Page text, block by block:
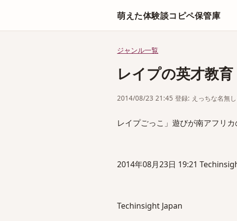
萌えた体験談コピペ保管庫
ジャンル一覧
レイプの英才教育
2014/08/23 21:45 登録: えっちな名無し
レイプごっこ」遊びが南アフリ
2014年08月23日 19:21
Techinsight Japan